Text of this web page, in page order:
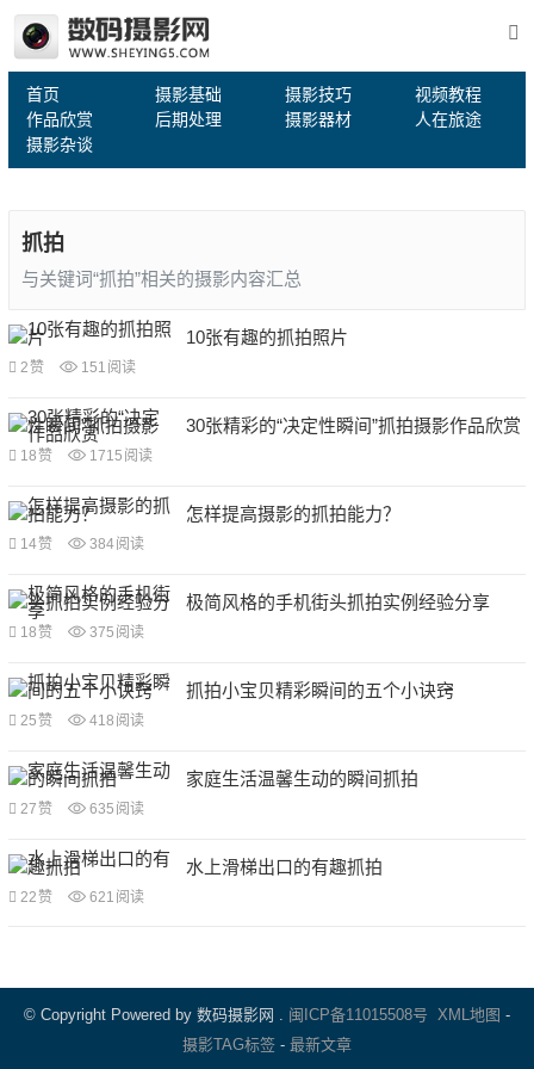
首页 摄影基础 摄影技巧
视频教程
作品欣赏
后期处理 摄影器材
人在旅途
摄影杂谈
抓拍
与关键词“抓拍”相关的摄影内容汇总
10张有趣的抓拍照片
2 赞 151 阅读
30张精彩的“决定性瞬间”抓拍摄影作品欣赏
18 赞 1715 阅读
怎样提高摄影的抓拍能力？
14赞 384阅读
极简风格的手机街头抓拍实例经验分享
18 赞 375 阅读
抓拍小宝贝精彩瞬间的五个小诀窍
25 赞 418 阅读
家庭生活温馨生动的瞬间抓拍
27 赞 635 阅读
水上滑梯出口的有趣抓拍
22 赞 621 阅读
章
导© Copyright Powered by 数码摄影网 . 闽ICP备11015508号 XML地图 -
摄影TAG标签 - 最新文章